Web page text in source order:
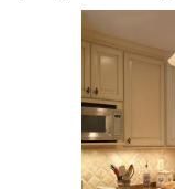
Фартук из
декоративной
штукатурки